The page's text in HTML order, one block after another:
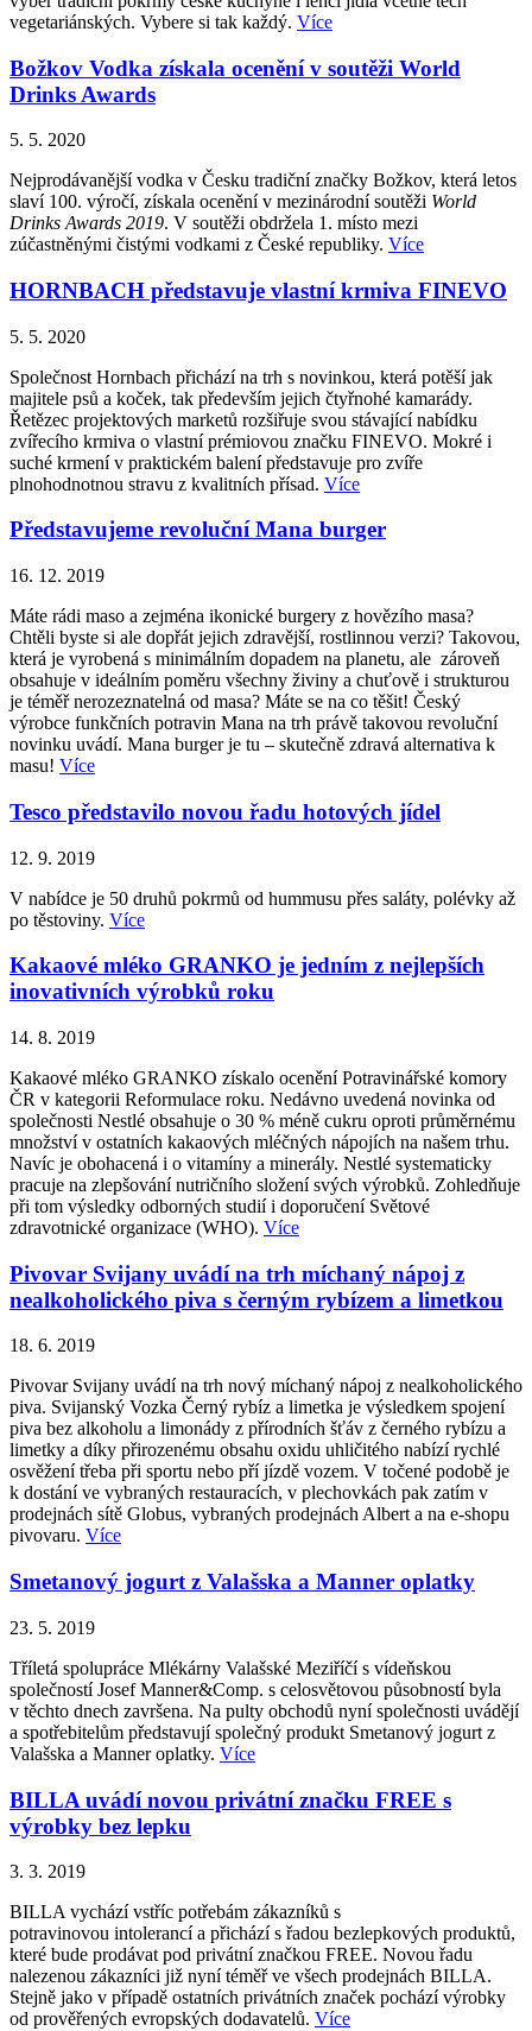
vegetariánských. Vybere si tak každý. Více
Božkov Vodka získala ocenění v soutěži World
Drinks Awards
5. 5. 2020
Nejprodávanější vodka v Česku tradiční značky Božkov, která letos
slaví 100. výročí, získala ocenění v mezinárodní soutěži World
Drinks Awards 2019. V soutěži obdržela 1. místo mezi
zúčastněnými čistými vodkami z České republiky. Více
HORNBACH představuje vlastní krmiva FINEVO
5. 5. 2020
Společnost Hornbach přichází na trh s novinkou, která potěší jak
majitele psů a koček, tak především jejich čtyřnohé kamarády.
Řetězec projektových marketů rozšiřuje svou stávající nabídku
zvířecího krmiva o vlastní prémiovou značku FINEVO. Mokré i
suché krmení v praktickém balení představuje pro zvíře
plnohodnotnou stravu z kvalitních přísad. Více
Představujeme revoluční Mana burger
16. 12. 2019
Máte rádi maso a zejména ikonické burgery z hovězího masa?
Chtěli byste si ale dopřát jejich zdravější, rostlinnou verzi? Takovou,
která je vyrobená s minimálním dopadem na planetu, ale zároveň
obsahuje v ideálním poměru všechny živiny a chuťově i strukturou
je téměř nerozeznatelná od masa? Máte se na co těšit! Český
výrobce funkčních potravin Mana na trh právě takovou revoluční
novinku uvádí. Mana burger je tu – skutečně zdravá alternativa k
masu! Více
Tesco představilo novou řadu hotových jídel
12. 9. 2019
V nabídce je 50 druhů pokrmů od hummusu přes saláty, polévky až
po těstoviny. Více
Kakaové mléko GRANKO je jedním z nejlepších
inovativních výrobků roku
14. 8. 2019
Kakaové mléko GRANKO získalo ocenění Potravinářské komory
ČR v kategorii Reformulace roku. Nedávno uvedená novinka od
společnosti Nestlé obsahuje o 30 % méně cukru oproti průměrnému
množství v ostatních kakaových mléčných nápojích na našem trhu.
Navíc je obohacená i o vitamíny a minerály. Nestlé systematicky
pracuje na zlepšování nutričního složení svých výrobků. Zohledňuje
při tom výsledky odborných studií i doporučení Světové
zdravotnické organizace (WHO). Více
Pivovar Svijany uvádí na trh míchaný nápoj z
nealkoholického piva s černým rybízem a limetkou
18. 6. 2019
Pivovar Svijany uvádí na trh nový míchaný nápoj z nealkoholického
piva. Svijanský Vozka Černý rybíz a limetka je výsledkem spojení
piva bez alkoholu a limonády z přírodních šťáv z černého rybízu a
limetky a díky přirozenému obsahu oxidu uhličitého nabízí rychlé
osvěžení třeba při sportu nebo pří jízdě vozem. V točené podobě je
k dostání ve vybraných restauracích, v plechovkách pak zatím v
prodejnách sítě Globus, vybraných prodejnách Albert a na e-shopu
pivovaru. Více
Smetanový jogurt z Valašska a Manner oplatky
23. 5. 2019
Tříletá spolupráce Mlékárny Valašské Meziříčí s vídeňskou
společností Josef Manner&Comp. s celosvětovou působností byla
v těchto dnech završena. Na pulty obchodů nyní společnosti uvádějí
a spotřebitelům představují společný produkt Smetanový jogurt z
Valašska a Manner oplatky. Více
BILLA uvádí novou privátní značku FREE s
výrobky bez lepku
3. 3. 2019
BILLA vychází vstříc potřebám zákazníků s
potravinovou intolerancí a přichází s řadou bezlepkových produktů,
které bude prodávat pod privátní značkou FREE. Novou řadu
nalezenou zákazníci již nyní téměř ve všech prodejnách BILLA.
Stejně jako v případě ostatních privátních značek pochází výrobky
od prověřených evropských dodavatelů. Více